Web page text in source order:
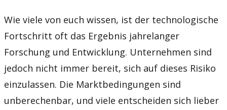
Wie viele von euch wissen, ist der technologische
Fortschritt oft das Ergebnis jahrelanger
Forschung und Entwicklung. Unternehmen sind
jedoch nicht immer bereit, sich auf dieses Risiko
einzulassen. Die Marktbedingungen sind
unberechenbar, und viele entscheiden sich lieber